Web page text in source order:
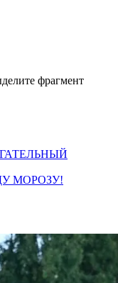
фрагмент
МОРОЗУ!